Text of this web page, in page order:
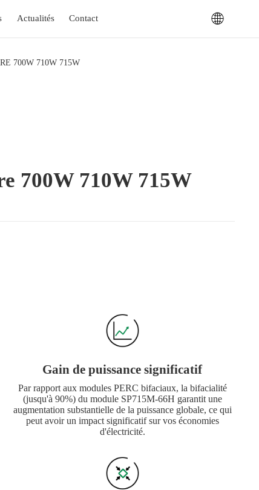
Actualités Contact
700W 710W 715W
700W 710W 715W
Gain de puissance significatif
Par rapport aux modules PERC bifaciaux, la bifacialité
(jusqu'à 90%) du module SP715M-66H garantit une
augmentation substantielle de la puissance globale, ce qui
peut avoir un impact significatif sur vos économies
d'électricité.